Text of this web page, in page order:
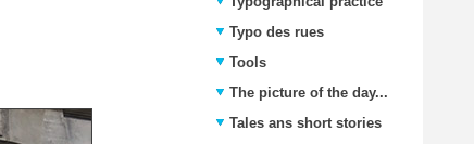
Typo des rues
Tools
The picture of the day...
Tales ans short stories